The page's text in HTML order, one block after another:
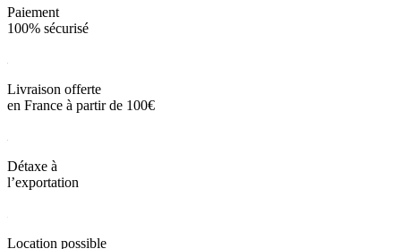
Paiement
100% sécurisé
Livraison offerte
en France à partir de 100€
Détaxe à
l’exportation
Location possible